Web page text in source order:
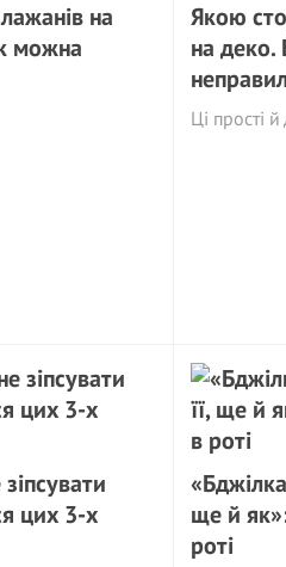
на
можна
Якою
на деко.
Ці прості
цих 3-х
ще й
роті